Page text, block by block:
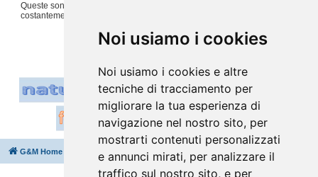
Noi usiamo i cookies
Noi usiamo i cookies e altre
tecniche di tracciamento per
migliorare la tua esperienza di
navigazione nel nostro sito, per
mostrarti contenuti personalizzati
e annunci mirati, per analizzare il
traffico sul nostro sito, e per
Queste sono solo alcune regole, per tutto il resto usiamo
costantemente
G&M Home Tutti gli orari sonoUTC+02:00
Cancella cookie